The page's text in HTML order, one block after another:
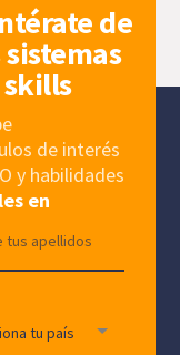
de
skills
de interés
y habilidades
en